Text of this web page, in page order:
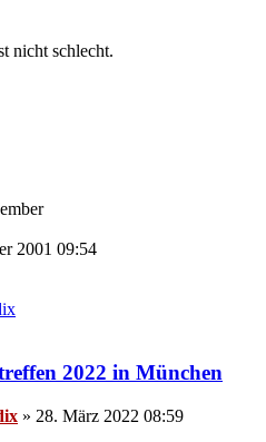
nicht schlecht.
2001 09:54
2022 in München
» 28. März 2022 08:59